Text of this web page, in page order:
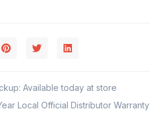
Available today at store
Local Official Distributor Warranty